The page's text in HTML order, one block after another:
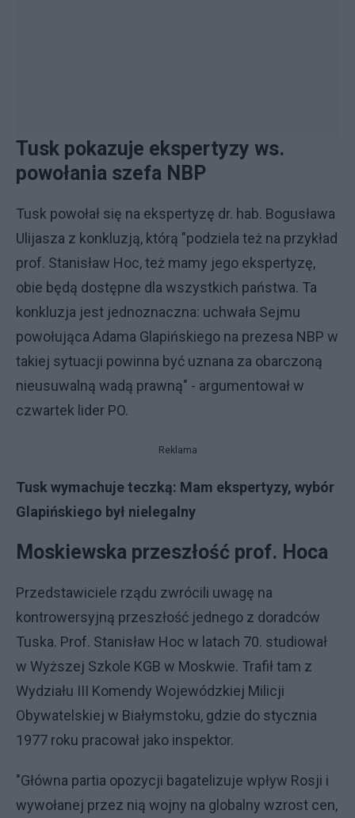
Tusk pokazuje ekspertyzy ws.
powołania szefa NBP
Tusk powołał się na ekspertyzę dr. hab. Bogusława
Ulijasza z konkluzją, którą "podziela też na przykład
prof. Stanisław Hoc, też mamy jego ekspertyzę,
obie będą dostępne dla wszystkich państwa. Ta
konkluzja jest jednoznaczna: uchwała Sejmu
powołująca Adama Glapińskiego na prezesa NBP w
takiej sytuacji powinna być uznana za obarczoną
nieusuwalną wadą prawną" - argumentował w
czwartek lider PO.
Reklama
Tusk wymachuje teczką: Mam ekspertyzy, wybór
Glapińskiego był nielegalny
Moskiewska przeszłość prof. Hoca
Przedstawiciele rządu zwrócili uwagę na
kontrowersyjną przeszłość jednego z doradców
Tuska. Prof. Stanisław Hoc w latach 70. studiował
w Wyższej Szkole KGB w Moskwie. Trafił tam z
Wydziału III Komendy Wojewódzkiej Milicji
Obywatelskiej w Białymstoku, gdzie do stycznia
1977 roku pracował jako inspektor.
"Główna partia opozycji bagatelizuje wpływ Rosji i
wywołanej przez nią wojny na globalny wzrost cen,